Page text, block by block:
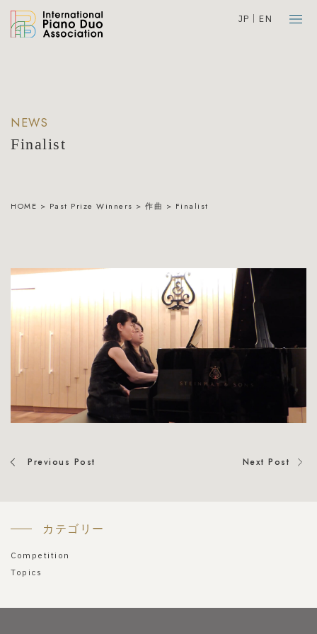
JP EN
NEWS
Finalist
HOME > Past Prize Winners > 作曲 > Finalist
Previous Post Next Post
カテゴリー
Competition
Topics